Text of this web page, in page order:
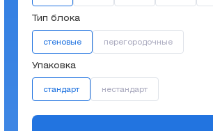
Тип блока
стеновые перегородочные
Упаковка
стандарт нестандарт